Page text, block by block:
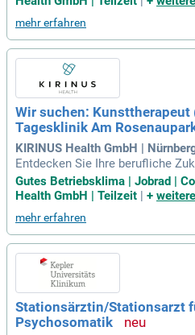
eren Sie von attraktiven
xiblen Arbeitszeiten. Gestalten
Kollegen individuelle
hätzenden Umfeld. Nutzen Sie
der Psychosomatik und
n. Bewerben Sie sich jetzt und
Wege in der Therapie!
mehr erfahren
Wir suchen: Kunsttherapeut
Tagesklinik Am
KIRINUS Health GmbH |
Entdecken Sie Ihre berufliche
miliengeführten
r suchen einen engagierten
linären Team bieten Sie
mit Burnout und Depressionen
en Arbeitszeiten, 30 Tagen
gsmöglichkeiten. Bei KIRINUS
ndes Arbeitsklima und
tschlandticket und Jobrad-
und gestalten Sie gemeinsam
nsätze – wir freuen uns auf Ihre
Gutes Betriebsklima | Jobrad |
Health GmbH | Teilzeit | +
mehr erfahren
Stationsärztin/Stationsarzt
Psychosomatik